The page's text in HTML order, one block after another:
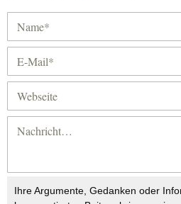
Ihre Argumente, Gedanken oder